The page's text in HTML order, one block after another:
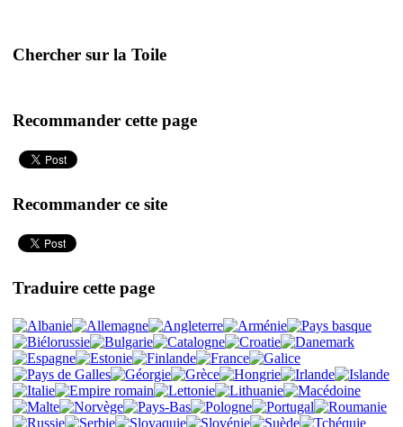
Chercher sur la Toile
Recommander cette page
Recommander ce site
Traduire cette page